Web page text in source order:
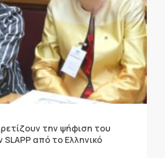
την ψήφιση του
από το Ελληνικό